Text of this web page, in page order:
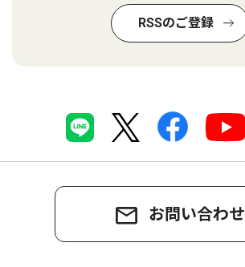
RSSのご登録
お問い合わせ